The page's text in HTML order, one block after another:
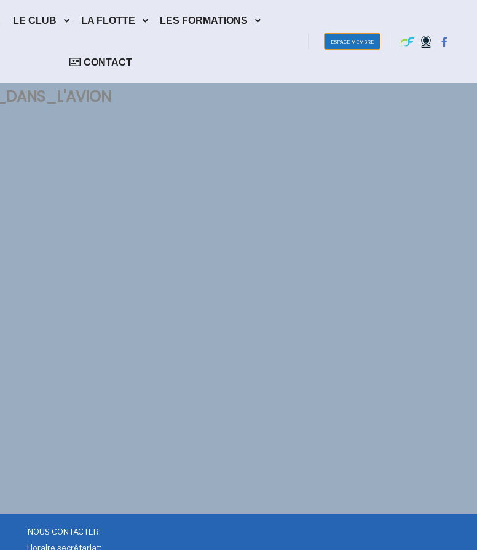
LE CLUB LA FLOTTE LES FORMATIONS
CONTACT
ESPACE MEMBRE
NOUS CONTACTER:
Horaire secrétariat: